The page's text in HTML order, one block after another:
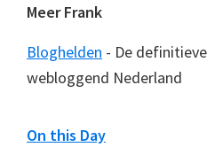
Meer Frank
Bloghelden - De
webloggend Nederland
On this Day